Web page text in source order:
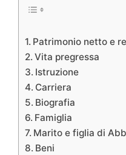
Patrimonio netto e
Vita pregressa
Istruzione
Carriera
Biografia
Famiglia
Marito e figlia di
Beni